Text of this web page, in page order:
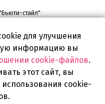
стайл"
и принадлежностей для
Вашего образа и стиля.
для улучшения
информацию вы
cookie-файлов.
этот сайт, вы
использования cookie-